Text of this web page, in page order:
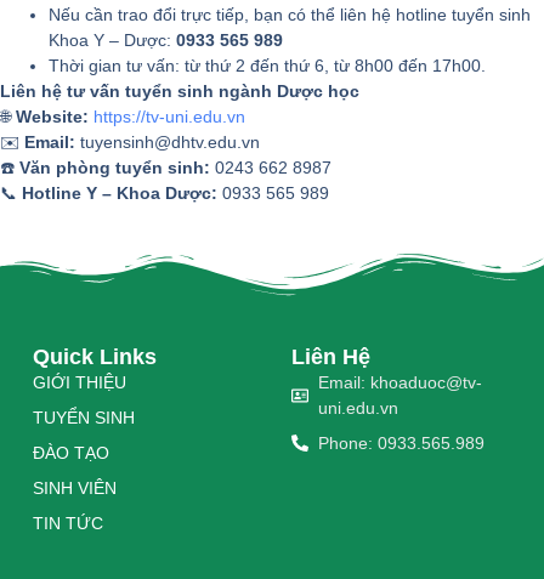
Nếu cần trao đổi trực tiếp, bạn có thể liên hệ hotline tuyển sinh
Khoa Y – Dược: 0933 565 989
Thời gian tư vấn: từ thứ 2 đến thứ 6, từ 8h00 đến 17h00.
Liên hệ tư vấn tuyển sinh ngành Dược học
🌐Website: https://tv-uni.edu.vn
✉️ Email: tuyensinh@dhtv.edu.vn
☎️ Văn phòng tuyển sinh: 0243 662 8987
📞 Hotline Y – Khoa Dược: 0933 565 989
Quick Links
GIỚI THIỆU
TUYỂN SINH
ĐÀO TẠO
SINH VIÊN
TIN TỨC
Liên Hệ
Email: khoaduoc@tv-
uni.edu.vn
Phone: 0933.565.989